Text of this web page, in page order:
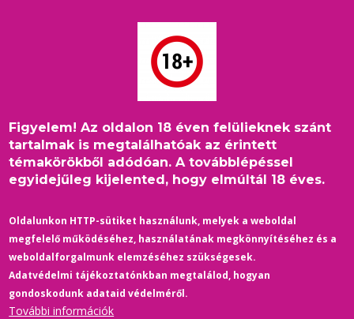
Figyelem! Az oldalon 18 éven felülieknek szánt
tartalmak is megtalálhatóak az érintett
témakörökből adódóan. A továbblépéssel
egyidejűleg kijelented, hogy elmúltál 18 éves.
Oldalunkon HTTP-sütiket használunk, melyek a weboldal
megfelelő működéséhez, használatának megkönnyítéséhez és a
weboldalforgalmunk elemzéséhez szükségesek.
Adatvédelmi tájékoztatónkban megtalálod, hogyan
gondoskodunk adataid védelméről.
További információk
Morzsa
Címlap /Zene / A legszebb és legszomorúbb coming out